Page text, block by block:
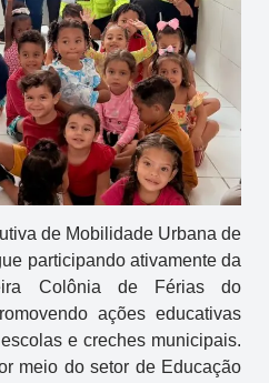
de Mobilidade Urbana de
participando ativamente da
Colônia de Férias do
ações educativas
e creches municipais.
meio do setor de Educação